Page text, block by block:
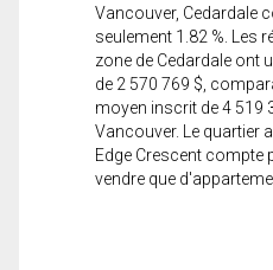
Vancouver, Cedardale
seulement 1.82 %. Les
zone de Cedardale ont
de 2 570 769 $,
moyen inscrit de 4 519
Vancouver. Le quartier
Edge Crescent compte
vendre que